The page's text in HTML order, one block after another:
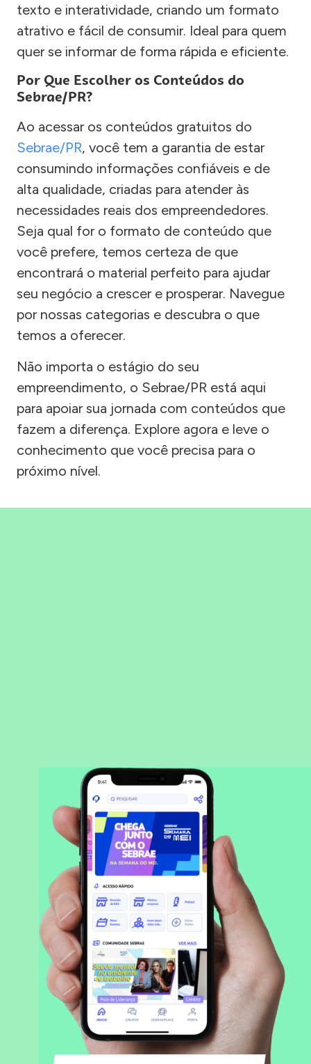
texto e interatividade, criando um formato
atrativo e fácil de consumir. Ideal para quem
quer se informar de forma rápida e eficiente.
Por Que Escolher os Conteúdos do
Sebrae/PR?
Ao acessar os conteúdos gratuitos do
Sebrae/PR, você tem a garantia de estar
consumindo informações confiáveis e de
alta qualidade, criadas para atender às
necessidades reais dos empreendedores.
Seja qual for o formato de conteúdo que
você prefere, temos certeza de que
encontrará o material perfeito para ajudar
seu negócio a crescer e prosperar. Navegue
por nossas categorias e descubra o que
temos a oferecer.
Não importa o estágio do seu
empreendimento, o Sebrae/PR está aqui
para apoiar sua jornada com conteúdos que
fazem a diferença. Explore agora e leve o
conhecimento que você precisa para o
próximo nível.